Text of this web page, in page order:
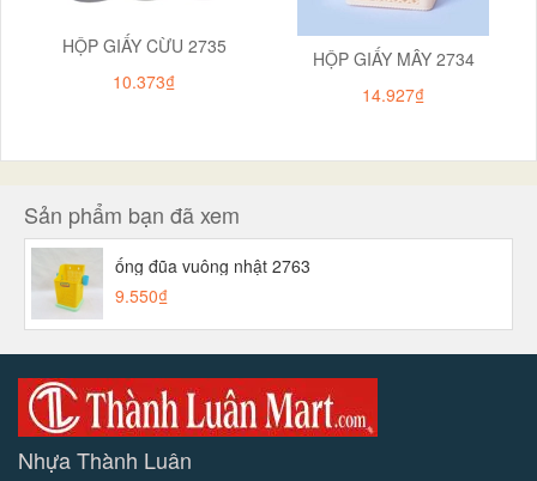
HỘP GIẤY CỪU 2735
10.373₫
HỘP GIẤY MÂY 2734
14.927₫
Sản phẩm bạn đã xem
ống đũa vuông nhật 2763
9.550₫
Nhựa Thành Luân